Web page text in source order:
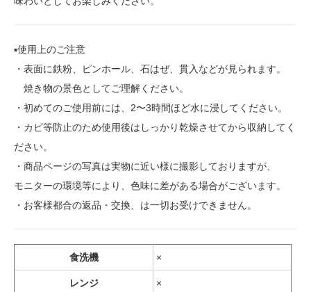
▪️使用上のご注意
・表面に鉄粉、ピンホール、石はぜ、貫入などが見られます。
焼き物の景色としてご理解ください。
・初めてのご使用前には、2〜3時間ほど水に浸してください。
・カビ等防止のため使用後はしっかり乾燥させてから収納してく
ださい。
・商品ページの写真は実物に近い様に撮影しておりますが、
モニターの環境等により、色味に差がある場合がございます。
・お客様都合の返品・交換、は一切お受けできません。
食洗機 ×
レンジ ×